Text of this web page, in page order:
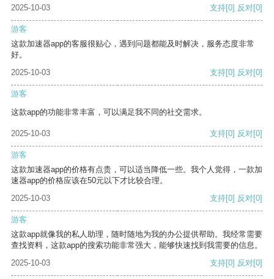
2025-10-03 支持[0] 反对[0]
游客
这款加速器app的客服很贴心，遇到问题都能及时解决，服务态度非常
好。
2025-10-03
支持[0] 反对[0]
游客
这款app的功能非常丰富，可以满足我不同的社交需求。
2025-10-03 支持[0] 反对[0]
游客
这款加速器app的价格有点贵，可以适当降低一些。我个人觉得，一款加
速器app的价格应该在50元以下才比较合理。
2025-10-03
支持[0] 反对[0]
游客
这款app就像我的私人助理，随时随地为我的办公提供帮助。我经常需要
查找资料，这款app的搜索功能非常强大，能够快速找到我需要的信息。
2025-10-03
支持[0] 反对[0]